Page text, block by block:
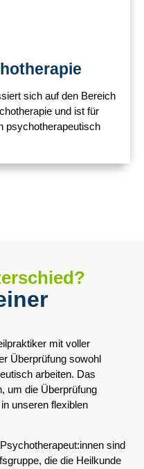
sich auf den Bereich
und ist für
psychotherapeutisch
mit voller
Überprüfung sowohl
arbeiten. Das
um die Überprüfung
unseren flexiblen
sind
die die Heilkunde